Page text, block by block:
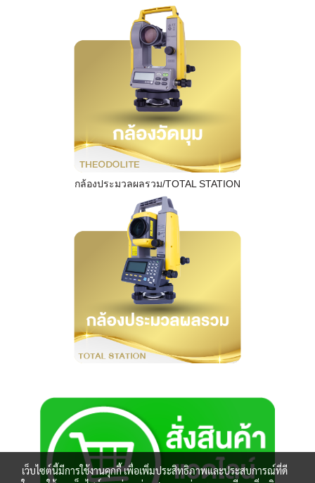
กล้องประมวลผลรวม/TOTAL STATION
เว็บไซต์นี้มีการใช้งานคุกกี้ เพื่อเพิ่มประสิทธิภาพและประสบการณ์ที่ดี